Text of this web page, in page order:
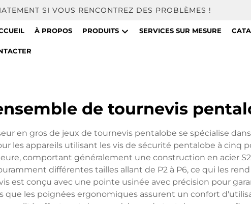
SI VOUS RENCONTREZ DES PROBLÈMES !
À PROPOS PRODUITS SERVICES SUR MESURE
de tournevis
en gros de jeux de tournevis pentalobe se spécialise
les appareils utilisant les vis de sécurité pentalobe à cinq
comportant généralement une construction en acier
différentes tailles allant de P2 à P6, ce qui les
est conçu avec une pointe usinée avec précision pour
que les poignées ergonomiques assurent un confort